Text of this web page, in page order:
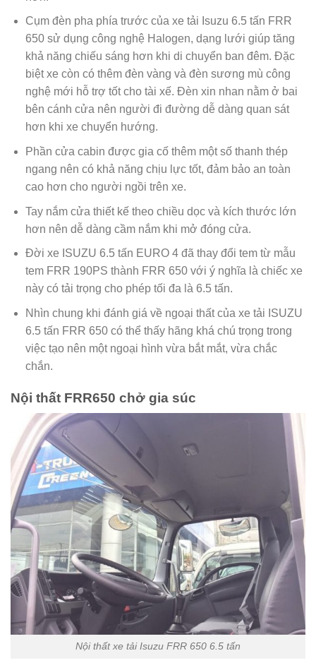
Cụm đèn pha phía trước của xe tải Isuzu 6.5 tấn FRR
650 sử dụng công nghệ Halogen, dạng lưới giúp tăng
khả năng chiếu sáng hơn khi di chuyển ban đêm. Đặc
biệt xe còn có thêm đèn vàng và đèn sương mù công
nghệ mới hỗ trợ tốt cho tài xế. Đèn xin nhan nằm ở bai
bên cánh cửa nên người đi đường dễ dàng quan sát
hơn khi xe chuyển hướng.
Phần cửa cabin được gia cố thêm một số thanh thép
ngang nên có khả năng chịu lực tốt, đảm bảo an toàn
cao hơn cho người ngồi trên xe.
Tay nắm cửa thiết kế theo chiều dọc và kích thước lớn
hơn nên dễ dàng cầm nắm khi mở đóng cửa.
Đời xe ISUZU 6.5 tấn EURO 4 đã thay đổi tem từ mẫu
tem FRR 190PS thành FRR 650 với ý nghĩa là chiếc xe
này có tải trọng cho phép tối đa là 6.5 tấn.
Nhìn chung khi đánh giá về ngoại thất của xe tải ISUZU
6.5 tấn FRR 650 có thể thấy hãng khá chú trọng trong
việc tạo nên một ngoại hình vừa bắt mắt, vừa chắc
chắn.
Nội thất FRR650 chở gia súc
Nội thất xe tải Isuzu FRR 650 6.5 tấn